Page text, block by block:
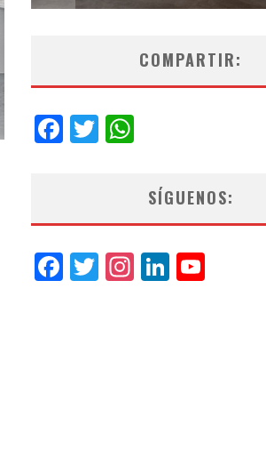
COMPARTIR:
Facebook
Twitter
SÍGUENOS:
Facebook
Twitter
Instagram
LinkedIn